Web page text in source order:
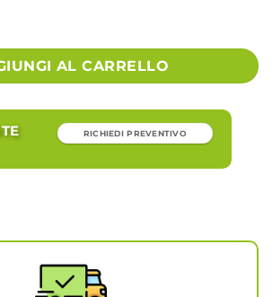
2 PZ cm 46X58X77 - PARIS quantità
AL CARRELLO
RICHIEDI PREVENTIVO